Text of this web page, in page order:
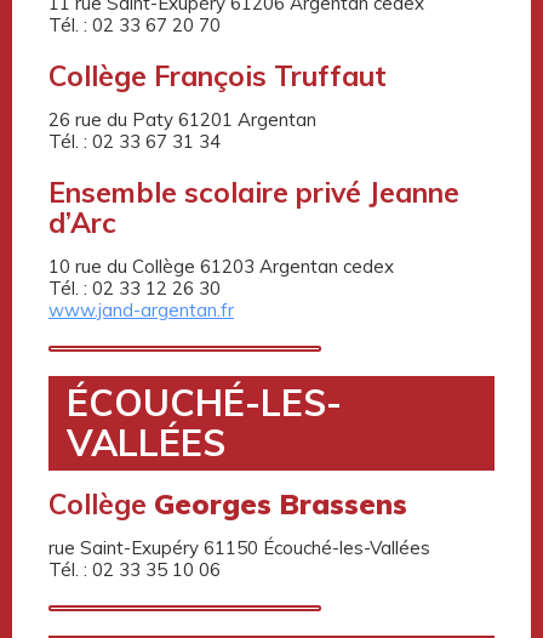
Tél. : 02 33 67 20 70
Collège François Truffaut
26 rue du Paty 61201 Argentan
Tél. : 02 33 67 31 34
Ensemble scolaire privé Jeanne
d’Arc
10 rue du Collège 61203 Argentan cedex
Tél. : 02 33 12 26 30
www.jand-argentan.fr
ÉCOUCHÉ-LES-
VALLÉES
Collège Georges Brassens
rue Saint-Exupéry 61150 Écouché-les-Vallées
Tél. : 02 33 35 10 06